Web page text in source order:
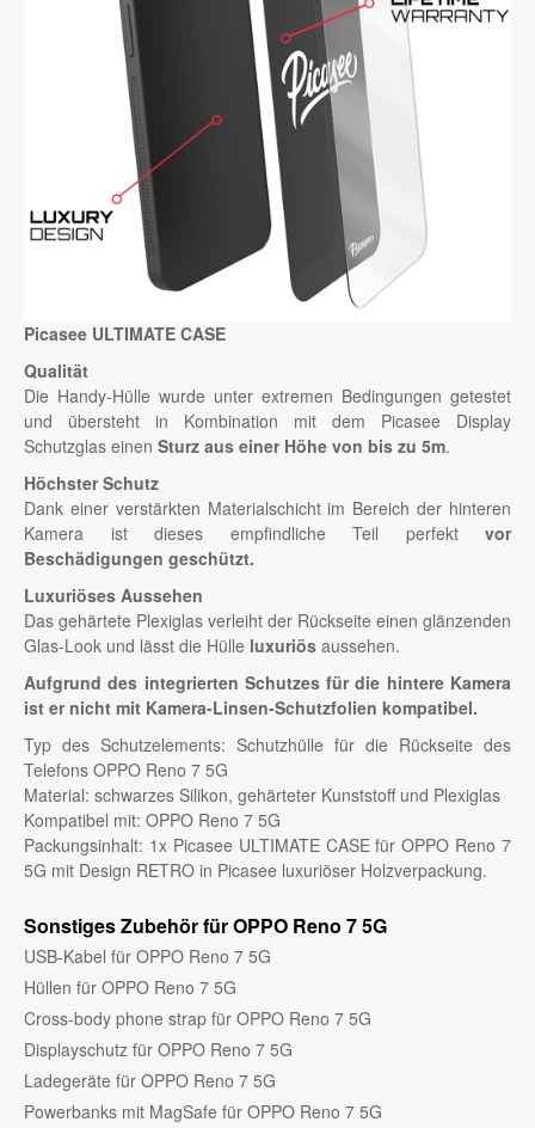
Picasee ULTIMATE CASE
Qualität
Die Handy-Hülle wurde unter extremen Bedingungen getestet
und übersteht in Kombination mit dem Picasee Display
Schutzglas einen Sturz aus einer Höhe von bis zu 5m.
Höchster Schutz
Dank einer verstärkten Materialschicht im Bereich der hinteren
Kamera ist dieses empfindliche Teil perfekt vor
Beschädigungen geschützt.
Luxuriöses Aussehen
Das gehärtete Plexiglas verleiht der Rückseite einen glänzenden
Glas-Look und lässt die Hülle luxuriös aussehen.
Aufgrund des integrierten Schutzes für die hintere Kamera
ist er nicht mit Kamera-Linsen-Schutzfolien kompatibel.
Typ des Schutzelements: Schutzhülle für die Rückseite des
Telefons OPPO Reno 7 5G
Material: schwarzes Silikon, gehärteter Kunststoff und Plexiglas
Kompatibel mit: OPPO Reno 7 5G
Packungsinhalt: 1x Picasee ULTIMATE CASE für OPPO Reno 7
5G mit Design RETRO in Picasee luxuriöser Holzverpackung.
Sonstiges Zubehör für OPPO Reno 7 5G
USB-Kabel für OPPO Reno 7 5G
Hüllen für OPPO Reno 7 5G
Cross-body phone strap für OPPO Reno 7 5G
Displayschutz für OPPO Reno 7 5G
Ladegeräte für OPPO Reno 7 5G
Powerbanks mit MagSafe für OPPO Reno 7 5G